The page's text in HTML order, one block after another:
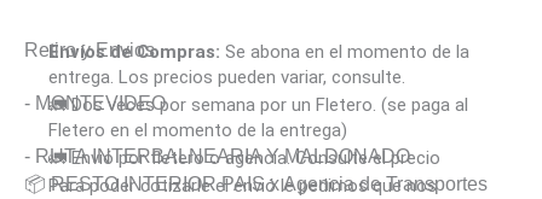
Retiro y Envios
Envíos de Compras: Se abona en el momento de la
entrega. Los precios pueden variar, consulte.
- MONTEVIDEO
🚛 Dos veces por semana por un Fletero. (se paga al
Fletero en el momento de la entrega)
- RUTA INTERBALNEARIA Y MALDONADO
🚛 Envió por fletero o agencia. Consulte el precio
📦 RESTO INTERIOR PAIS x Agencia de Transportes
Para poder cotizarle el envió le pedimos que nos